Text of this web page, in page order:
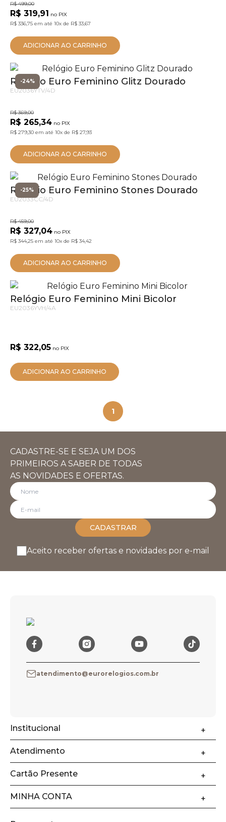
R$ 499,00
R$ 319,91 no PIX
R$ 336,75 em até 10x de R$ 33,67
ADICIONAR AO CARRINHO
-24%
Relógio Euro Feminino Glitz Dourado
EU2036YTV/4D
R$ 369,00
R$ 265,34 no PIX
R$ 279,30 em até 10x de R$ 27,93
ADICIONAR AO CARRINHO
-25%
Relógio Euro Feminino Stones Dourado
EU2033CC/4D
R$ 459,00
R$ 327,04 no PIX
R$ 344,25 em até 10x de R$ 34,42
ADICIONAR AO CARRINHO
Relógio Euro Feminino Mini Bicolor
EU2036YVH/4A
R$ 322,05 no PIX
ADICIONAR AO CARRINHO
1
CADASTRE-SE E SEJA UM DOS
PRIMEIROS A SABER DE TODAS
AS NOVIDADES E OFERTAS.
CADASTRAR
Aceito receber ofertas e novidades por e-mail
atendimento@eurorelogios.com.br
Institucional
Atendimento
Cartão Presente
MINHA CONTA